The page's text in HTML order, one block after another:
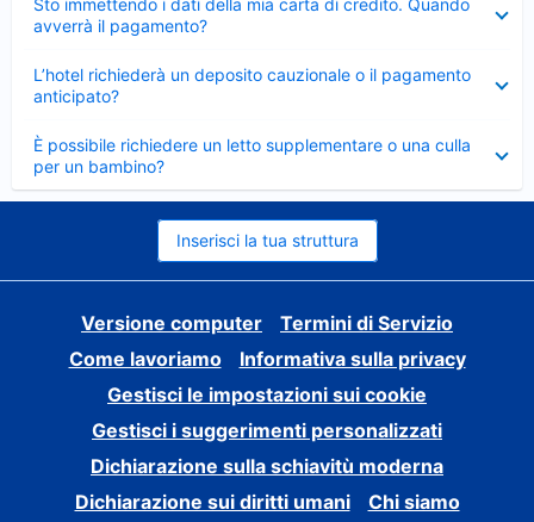
Sto immettendo i dati della mia carta di credito. Quando
avverrà il pagamento?
chiuso
L’hotel richiederà un deposito cauzionale o il pagamento
anticipato?
chiuso
È possibile richiedere un letto supplementare o una culla
per un bambino?
Elemento
chiuso
Inserisci la tua struttura
Versione computer
Termini di Servizio
Come lavoriamo
Informativa sulla privacy
Gestisci le impostazioni sui cookie
Gestisci i suggerimenti personalizzati
Dichiarazione sulla schiavitù moderna
Dichiarazione sui diritti umani
Chi siamo